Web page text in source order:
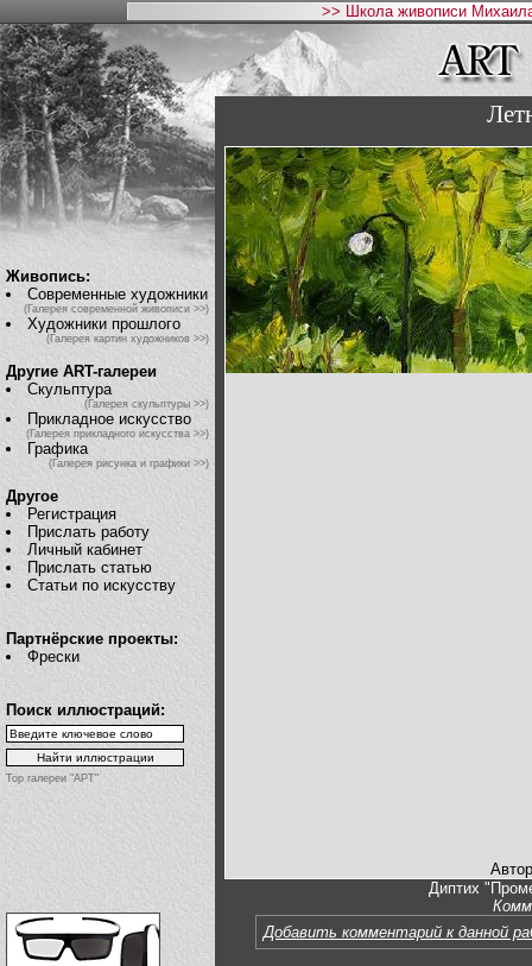
>> Школа живописи
Живопись:
Современные художники
(Галерея современной живописи >>)
Художники прошлого
(Галерея картин художников >>)
Другие ART-галереи
Скульптура
(Галерея скульптуры >>)
Прикладное искусство
(Галерея прикладного искусства >>)
Графика
(Галерея рисунка и графики >>)
Другое
Регистрация
Прислать работу
Личный кабинет
Прислать статью
Статьи по искусству
Партнёрские проекты:
Фрески
Поиск иллюстраций:
Top галереи "АРТ"
Диптих
Добавить комментарий к данной